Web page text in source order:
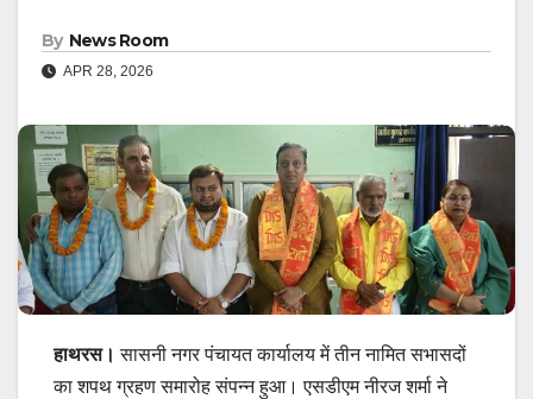
By News Room
APR 28, 2026
हाथरस। सासनी नगर पंचायत कार्यालय में तीन नामित सभासदों
का शपथ ग्रहण समारोह संपन्न हुआ। एसडीएम नीरज शर्मा ने